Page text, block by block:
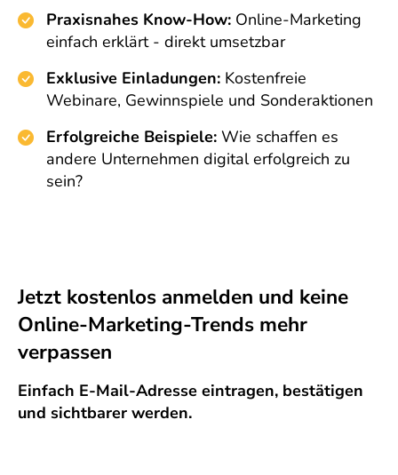
Praxisnahes Know-How: Online-Marketing
einfach erklärt - direkt umsetzbar
Exklusive Einladungen: Kostenfreie
Webinare, Gewinnspiele und Sonderaktionen
Erfolgreiche Beispiele: Wie schaffen es
andere Unternehmen digital erfolgreich zu
sein?
Jetzt kostenlos anmelden und keine
Online-Marketing-Trends mehr
verpassen
Einfach E-Mail-Adresse eintragen, bestätigen
und sichtbarer werden.